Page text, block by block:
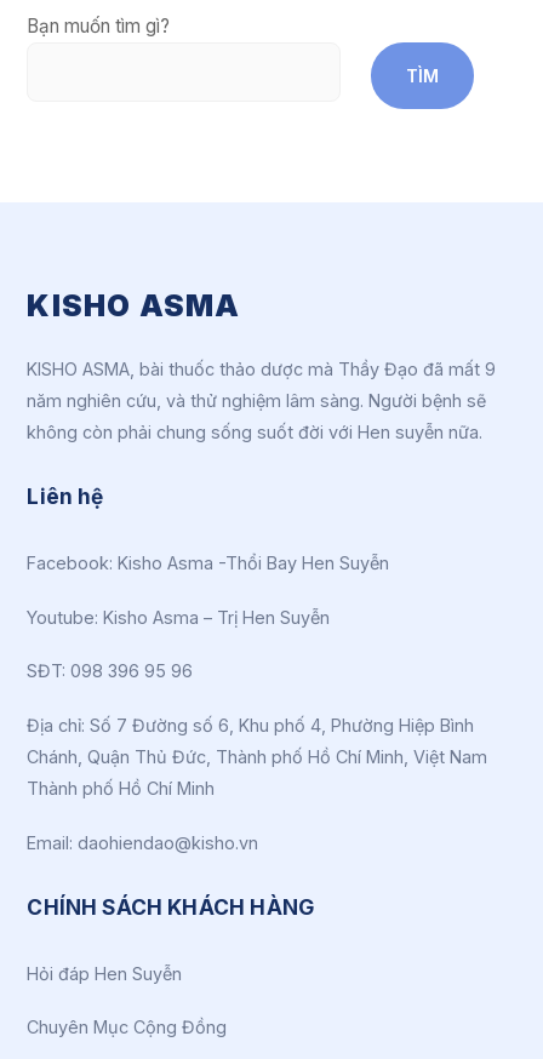
Bạn muốn tìm gì?
TÌM
KISHO ASMA
KISHO ASMA, bài thuốc thảo dược mà Thầy Đạo đã mất 9
năm nghiên cứu, và thử nghiệm lâm sàng. Người bệnh sẽ
không còn phải chung sống suốt đời với Hen suyễn nữa.
Liên hệ
Facebook:Kisho Asma -Thổi Bay Hen Suyễn
Youtube:Kisho Asma – Trị Hen Suyễn
SĐT: 098 396 95 96
Địa chỉ: Số 7 Đường số 6, Khu phố 4, Phường Hiệp Bình
Chánh, Quận Thủ Đức, Thành phố Hồ Chí Minh, Việt Nam
Thành phố Hồ Chí Minh
Email: daohiendao@kisho.vn
CHÍNH SÁCH KHÁCH HÀNG
Hỏi đáp Hen Suyễn
Chuyên Mục Cộng Đồng